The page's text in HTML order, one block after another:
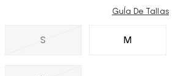
S M
GuÍa De Tallas